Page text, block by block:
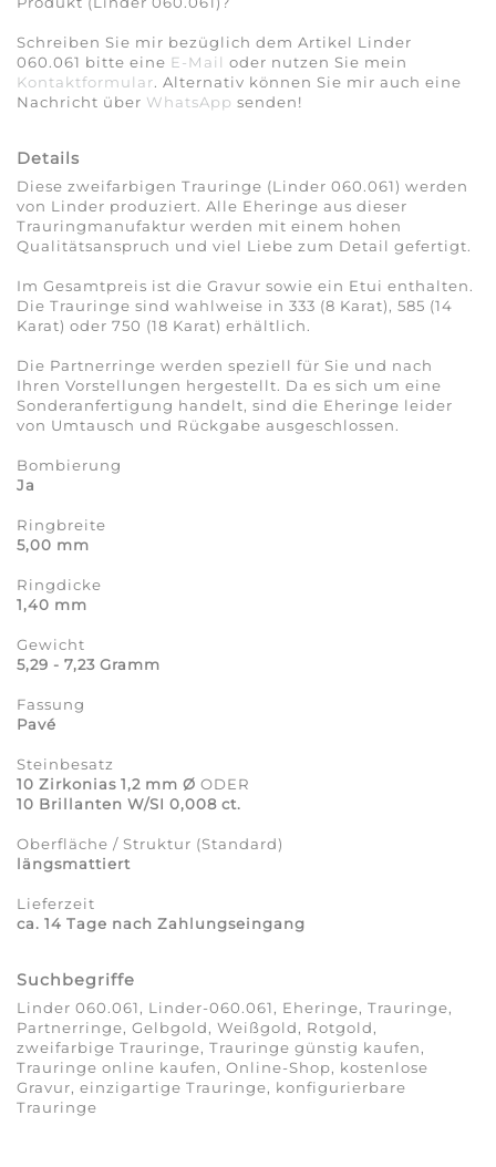
Schreiben Sie mir bezüglich dem Artikel Linder
060.061 bitte eine E-Mail oder nutzen Sie mein
Kontaktformular. Alternativ können Sie mir auch eine
Nachricht über WhatsApp senden!
Details
Diese zweifarbigen Trauringe (Linder 060.061) werden
von Linder produziert. Alle Eheringe aus dieser
Trauringmanufaktur werden mit einem hohen
Qualitätsanspruch und viel Liebe zum Detail gefertigt.
Im Gesamtpreis ist die Gravur sowie ein Etui enthalten.
Die Trauringe sind wahlweise in 333 (8 Karat), 585 (14
Karat) oder 750 (18 Karat) erhältlich.
Die Partnerringe werden speziell für Sie und nach
Ihren Vorstellungen hergestellt. Da es sich um eine
Sonderanfertigung handelt, sind die Eheringe leider
von Umtausch und Rückgabe ausgeschlossen.
Bombierung
Ja
Ringbreite
5,00 mm
Ringdicke
1,40 mm
Gewicht
5,29 - 7,23 Gramm
Fassung
Pavé
Steinbesatz
10 Zirkonias 1,2 mm Ø ODER
10 Brillanten W/SI 0,008 ct.
Oberfläche / Struktur (Standard)
längsmattiert
Lieferzeit
ca. 14 Tage nach Zahlungseingang
Suchbegriffe
Linder 060.061, Linder-060.061, Eheringe, Trauringe,
Partnerringe, Gelbgold, Weißgold, Rotgold,
zweifarbige Trauringe, Trauringe günstig kaufen,
Trauringe online kaufen, Online-Shop, kostenlose
Gravur, einzigartige Trauringe, konfigurierbare
Trauringe